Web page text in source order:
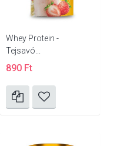
Whey Protein -
Tejsavó...
890 Ft